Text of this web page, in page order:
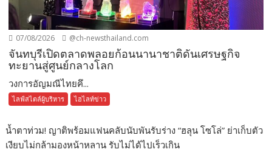
07/08/2026 @ch-newsthailand.com
จันทบุรีเปิดตลาดพลอยก้อนนานาชาติดันเศรษฐกิจ
ทะยานสู่ศูนย์กลางโลก
วงการอัญมณีไทยคึ...
ไลฟ์สไตล์ผู้บริหาร ไฮไลท์ข่าว
น้ำตาท่วม! ญาติพร้อมแฟนคลับนับพันรับร่าง “ฮลุน โซโล่” ย่าเก็บตัว
เงียบไม่กล้ามองหน้าหลาน รับไม่ได้ไปเร็วเกิน